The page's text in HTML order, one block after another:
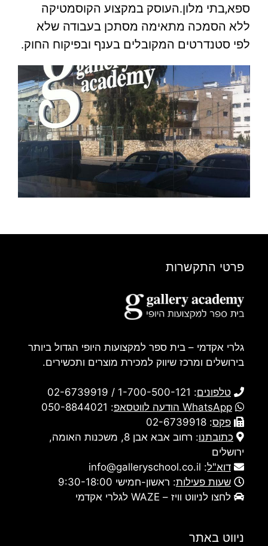
ספא,בתי מלון.העוסק במקצוע הקוסמטיקה
ללא הסמכה מתאימה מסתכן בעבודה שלא
לפי סטנדרטים המקובלים בענף ובפיקוח החוק.
פרטי התקשרות
גלרי אקדמי – בית ספר למקצועות היופי הגדול ביותר
בירושלים ומרכז שיווק למכירת מוצרים ותכשירים.
טלפונים:
1-700-500-121
/
02-6739919
WhatsApp הודעה לווטסאפ
:
050-8844021
פקס: 02-6739918
כתובתנו:
רחוב אבא אבן 8, משכנות האומה,
ירושלים
דוא"ל:
info@galleryschool.co.il
שעות פעילות: ראשון-חמישי 9:30-18:00
לחצו לניווט וויז – WAZE לגלרי אקדמי
ניווט באתר